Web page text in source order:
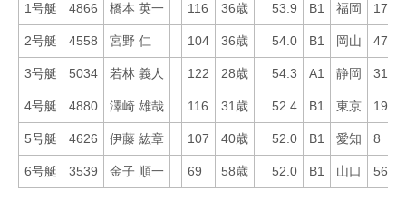
1号艇 4866 橋本 英一 116 36歳 53.9 B1 福岡 17
2号艇 4558 宮野 仁 104 36歳 54.0 B1 岡山 47
3号艇 5034 若林 義人 122 28歳 54.3 A1 静岡 31
4号艇 4880 澤崎 雄哉 116 31歳 52.4 B1 東京 19
5号艇 4626 伊藤 紘章 107 40歳 52.0 B1 愛知 8
6号艇 3539 金子 順一 69 58歳 52.0 B1 山口 56